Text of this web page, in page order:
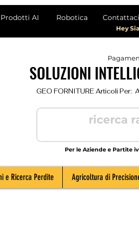
Prodotti AI Robotica Contattaci
Hey
SOLUZIONI
GEO FORNITURE Articoli Per:
Per le Aziende e Partite
e Ricerca Perdite Agricoltura di